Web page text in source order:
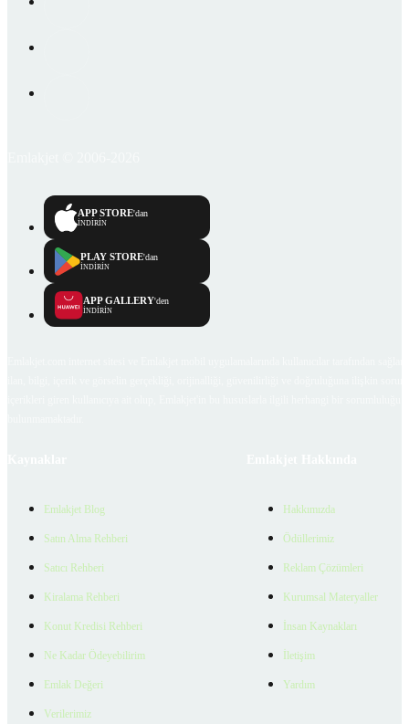
APP STORE'dan
İNDİRİN
PLAY STORE'dan
İNDİRİN
APP GALLERY'den
İNDİRİN
Emlakjet Blog
Satın Alma Rehberi
Satıcı Rehberi
Kiralama Rehberi
Konut Kredisi Rehberi
Ne Kadar Ödeyebilirim
Emlak Değeri
Verilerimiz
Hakkımızda
Ödüllerimiz
Reklam Çözümleri
Kurumsal Materyaller
İnsan Kaynakları
İletişim
Yardım